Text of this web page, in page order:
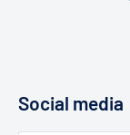
Social media